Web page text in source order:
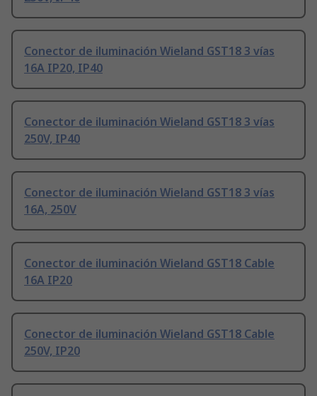
Conector de iluminación Wieland GST18 3 vías
16A IP20, IP40
Conector de iluminación Wieland GST18 3 vías
250V, IP40
Conector de iluminación Wieland GST18 3 vías
16A, 250V
Conector de iluminación Wieland GST18 Cable
16A IP20
Conector de iluminación Wieland GST18 Cable
250V, IP20